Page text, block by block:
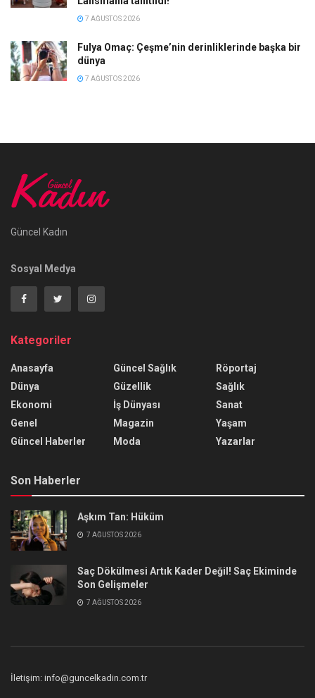
7 AĞUSTOS 2026
Fulya Omaç: Çeşme’nin derinliklerinde başka bir
dünya
7 AĞUSTOS 2026
Güncel Kadın
Sosyal Medya
Kategoriler
Anasayfa
Dünya
Ekonomi
Genel
Güncel Haberler
Güncel Sağlık
Güzellik
İş Dünyası
Magazin
Moda
Röportaj
Sağlık
Sanat
Yaşam
Yazarlar
Son Haberler
Aşkım Tan: Hüküm
7 AĞUSTOS 2026
Saç Dökülmesi Artık Kader Değil! Saç Ekiminde
Son Gelişmeler
7 AĞUSTOS 2026
İletişim: info@guncelkadin.com.tr